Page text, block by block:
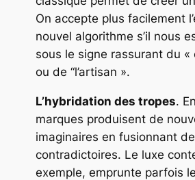
On accepte plus facilement
nouvel algorithme s’il nous
sous le signe rassurant du «
ou de “l’artisan ».
L’hybridation des tropes.
marques produisent de
imaginaires en fusionnant
contradictoires. Le luxe
exemple, emprunte parfois